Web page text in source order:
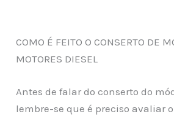
COMO É FEITO O CONSERTO DE
MOTORES DIESEL
Antes de falar do conserto do
lembre-se que é preciso avaliar